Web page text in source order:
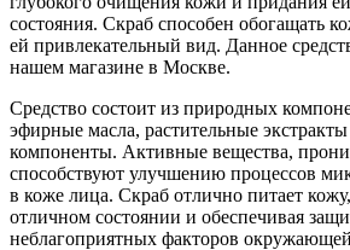
состояния. Скраб способен обогащать
ей привлекательный вид. Данное
нашем магазине в Москве.
Средство состоит из природных
эфирные масла, растительные
компоненты. Активные вещества,
способствуют улучшению процессов
в коже лица. Скраб отлично питает
отличном состоянии и обеспечивая
неблагоприятных факторов